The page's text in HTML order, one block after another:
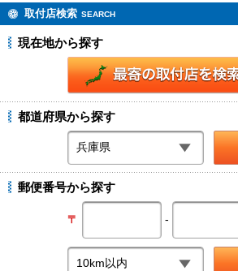
取付店検索 SEARCH
現在地から探す
都道府県から探す
郵便番号から探す
〒 -